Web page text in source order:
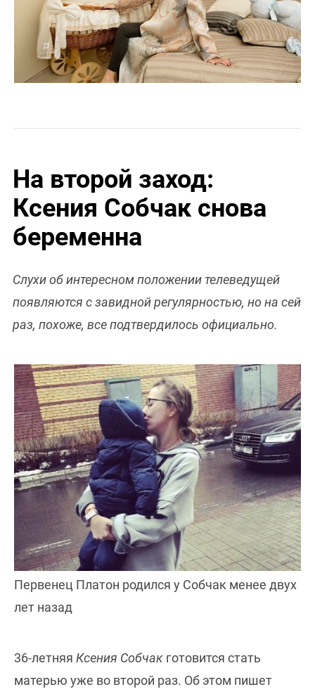
На второй заход:
Ксения Собчак снова
беременна
Слухи об интересном положении телеведущей
появляются с завидной регулярностью, но на сей
раз, похоже, все подтвердилось официально.
Первенец Платон родился у Собчак менее двух
лет назад
36-летняя Ксения Собчак готовится стать
матерью уже во второй раз. Об этом пишет